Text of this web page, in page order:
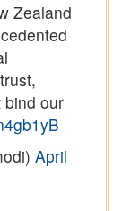
Zealand
bind our
April